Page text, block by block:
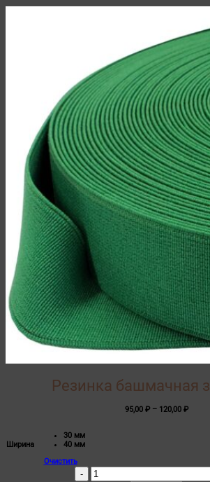
Резинка башмачная
95,00 ₽ – 120,00 ₽
Ширина
30 мм
40 мм
Очистить
Количество
товара